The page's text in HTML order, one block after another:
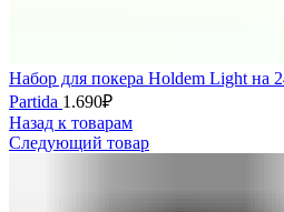
Набор для покера Holdem Light на
Partida 1.690₽
Назад к товарам
Следующий товар